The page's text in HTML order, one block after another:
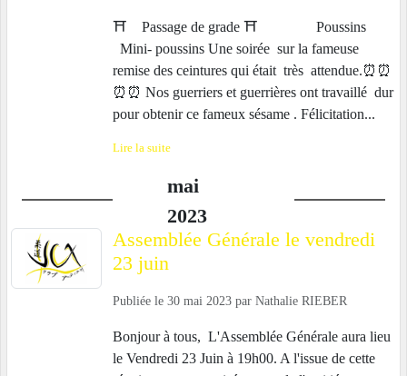
⛩️ Passage de grade ⛩️ Poussins
Mini- poussins Une soirée sur la fameuse
remise des ceintures qui était très attendue.⏰️⏰️
⏰️⏰️ Nos guerriers et guerrières ont travaillé dur
pour obtenir ce fameux sésame . Félicitation...
Lire la suite
mai
2023
Assemblée Générale le vendredi
23 juin
Publiée le 30 mai 2023 par Nathalie RIEBER
Bonjour à tous, L'Assemblée Générale aura lieu
le Vendredi 23 Juin à 19h00. A l'issue de cette